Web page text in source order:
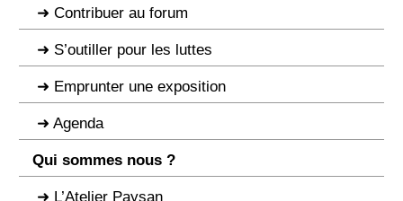
Contribuer au forum
S’outiller pour les luttes
Emprunter une exposition
Agenda
Qui sommes nous ?
L’Atelier Paysan